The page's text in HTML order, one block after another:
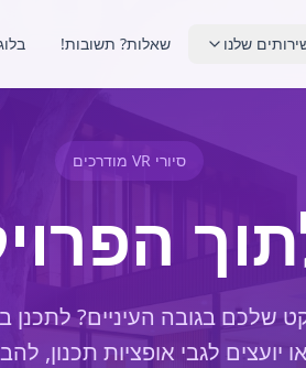
שלנו שאלות? תשובות!
סיורי VR מודרכים
שלכם בגובה העיניים?
יועצים לגבי אופציות תכנון,